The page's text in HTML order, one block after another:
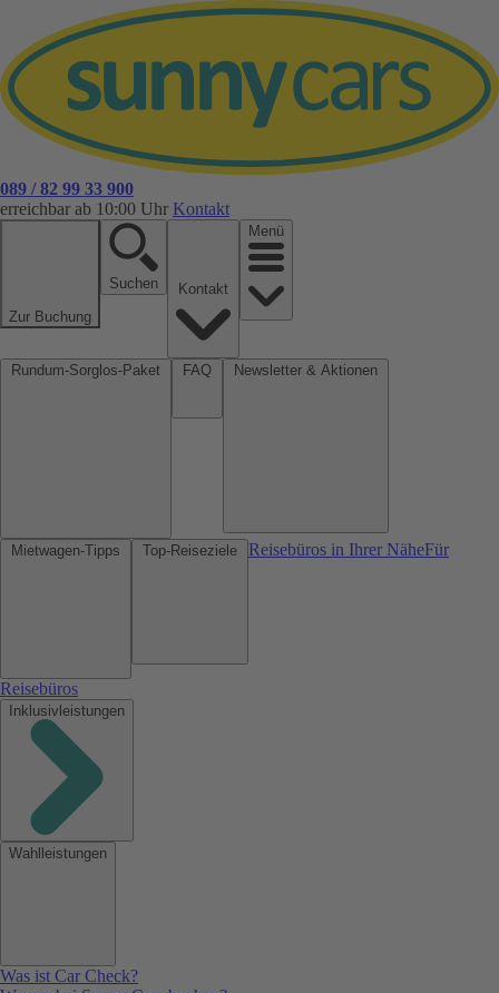
089 / 82 99 33 900
erreichbar ab 10:00 Uhr Kontakt
Zur Buchung
Suchen
Menü
Reisebüros in Ihrer NäheFür
Reisebüros
Inklusivleistungen
Wahlleistungen
Was ist Car Check?